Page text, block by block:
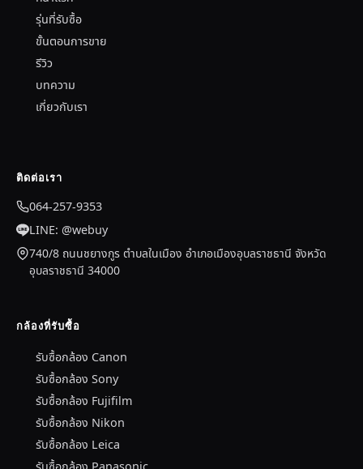
รุ่นที่รับซื้อ
ขั้นตอนการขาย
รีวิว
บทความ
เกี่ยวกับเรา
ติดต่อเรา
064-257-9353
LINE: @webuy
740/8 ถนนชยางกูร ตำบลในเมือง อำเภอเมืองอุบลราชธานี จังหวัด
อุบลราชธานี 34000
กล้องที่รับซื้อ
รับซื้อกล้อง Canon
รับซื้อกล้อง Sony
รับซื้อกล้อง Fujifilm
รับซื้อกล้อง Nikon
รับซื้อกล้อง Leica